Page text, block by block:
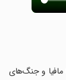
مافیا و جنگ‌های